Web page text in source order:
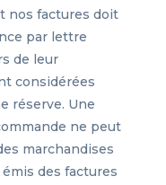
nos factures doit
par lettre
de leur
considérées
réserve. Une
ne peut
marchandises
des factures